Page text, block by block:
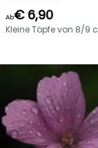
Ab€ 6,90
Kleine Töpfe von 8/9